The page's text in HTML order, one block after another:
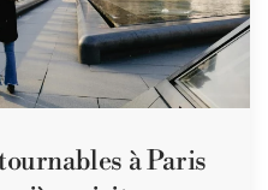
à Paris